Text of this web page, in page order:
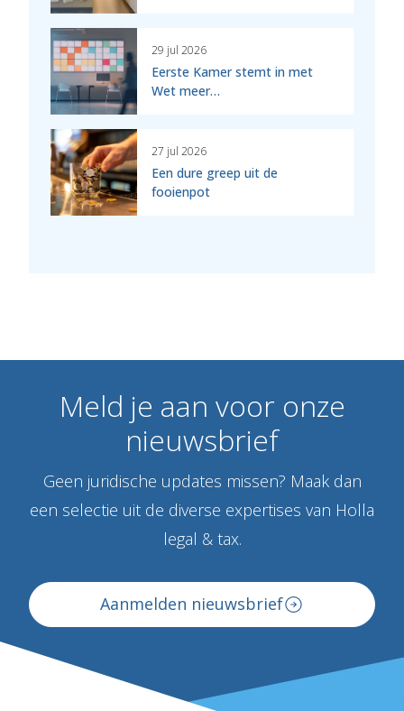
29 jul 2026
Eerste Kamer stemt in met
Wet meer…
27 jul 2026
Een dure greep uit de
fooienpot
Meld je aan voor onze
nieuwsbrief
Geen juridische updates missen? Maak dan
een selectie uit de diverse expertises van Holla
legal & tax.
Aanmelden nieuwsbrief